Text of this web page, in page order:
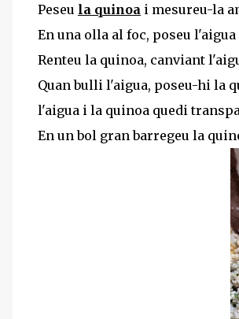
Peseu la quinoa i mesureu-la
En una olla al foc, poseu
Renteu la quinoa, canviant
Quan bulli l'aigua, poseu-hi la
l'aigua i la quinoa quedi
En un bol gran barregeu la